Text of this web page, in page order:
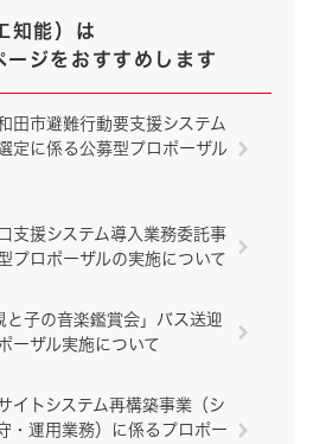
知能）は
ージをおすすめします
田市避難行動要支援システム
定に係る公募型プロポーザル
支援システム導入業務委託事
プロポーザルの実施について
子の音楽鑑賞会」バス送迎
ーザル実施について
イトシステム再構築事業（シ
・運用業務）に係るプロポー